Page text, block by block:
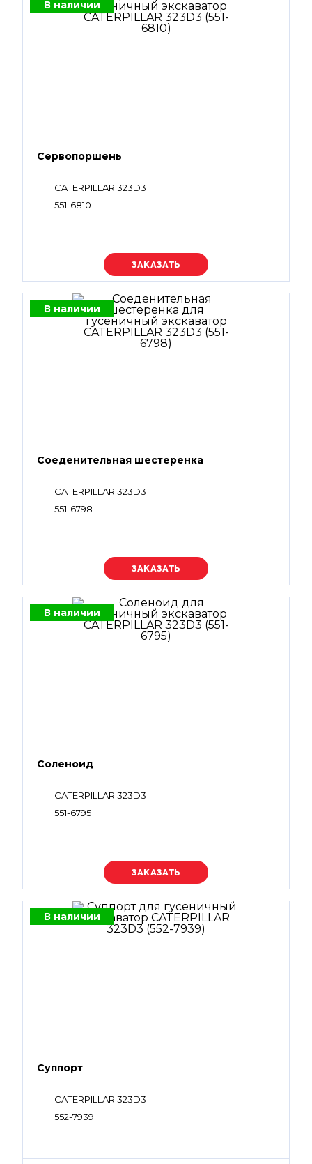
В наличии
Сервопоршень
CATERPILLAR 323D3
551-6810
Уточняйте цену
В наличии
Соеденительная шестеренка
CATERPILLAR 323D3
551-6798
Уточняйте цену
В наличии
Соленоид
CATERPILLAR 323D3
551-6795
Уточняйте цену
В наличии
Суппорт
CATERPILLAR 323D3
552-7939